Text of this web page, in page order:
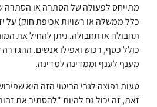
מתייחס לפעולה של הסתרה או הסתרה
כלל ממשלה או רשויות אכיפת חוק) על
תחבולה או תחבולה. ניתן להחיל את
כולל כסף, רכוש ואפילו אנשים.
מענף לענף וממדינה למדינה.
טעות נפוצה לגבי הביטוי הזה היא
זאת, זה יכול גם להיות "להסתיר את